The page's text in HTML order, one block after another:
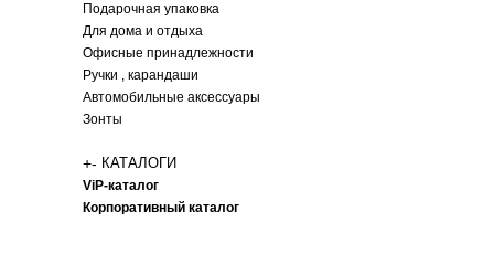
Подарочная упаковка
Для дома и отдыха
Офисные принадлежности
Ручки , карандаши
Автомобильные аксессуары
Зонты
+- КАТАЛОГИ
ViP-каталог
Корпоративный каталог